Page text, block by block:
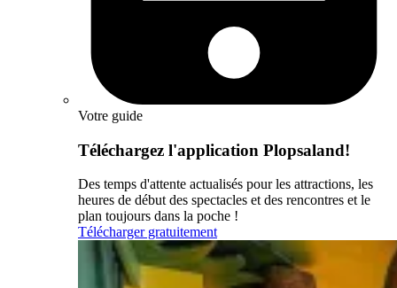
Votre guide
Téléchargez l'application Plopsaland!
Des temps d'attente actualisés pour les attractions, les
heures de début des spectacles et des rencontres et le
plan toujours dans la poche !
Télécharger gratuitement